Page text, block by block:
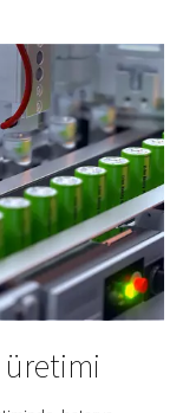
olabilecek
ve ömrünü